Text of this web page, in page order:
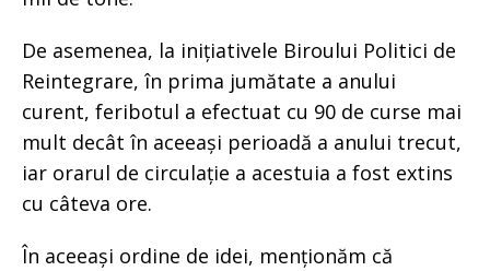
De asemenea, la inițiativele Biroului Politici de
Reintegrare, în prima jumătate a anului
curent, feribotul a efectuat cu 90 de curse mai
mult decât în aceeași perioadă a anului trecut,
iar orarul de circulație a acestuia a fost extins
cu câteva ore.
În aceeași ordine de idei, menționăm că